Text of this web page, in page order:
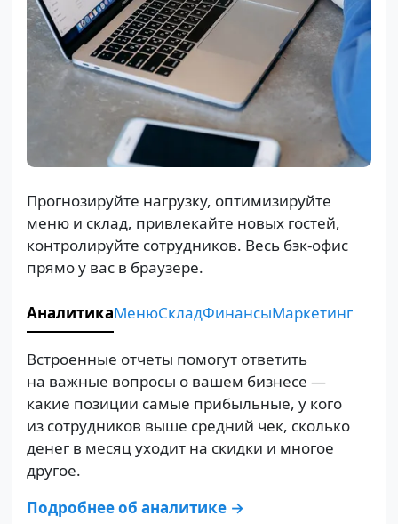
Прогнозируйте нагрузку, оптимизируйте
меню и склад, привлекайте новых гостей,
контролируйте сотрудников. Весь бэк-офис
прямо у вас в браузере.
АналитикаМенюСкладФинансыМаркетинг
Встроенные отчеты помогут ответить
на важные вопросы о вашем бизнесе —
какие позиции самые прибыльные, у кого
из сотрудников выше средний чек, сколько
денег в месяц уходит на скидки и многое
другое.
Подробнее об аналитике →